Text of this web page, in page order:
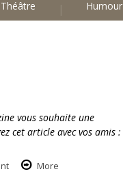
Théâtre Humour
vous souhaite une
cet article avec vos amis :
More